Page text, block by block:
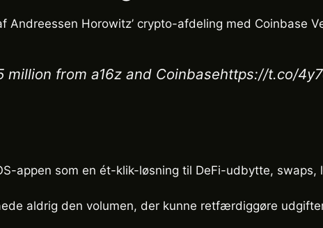
Horowitz’ crypto-afdeling med Coinbase
from a16z and Coinbasehttps://t.co/
appen som en ét-klik-løsning til DeFi-udbytte, swaps,
aldrig den volumen, der kunne retfærdiggøre